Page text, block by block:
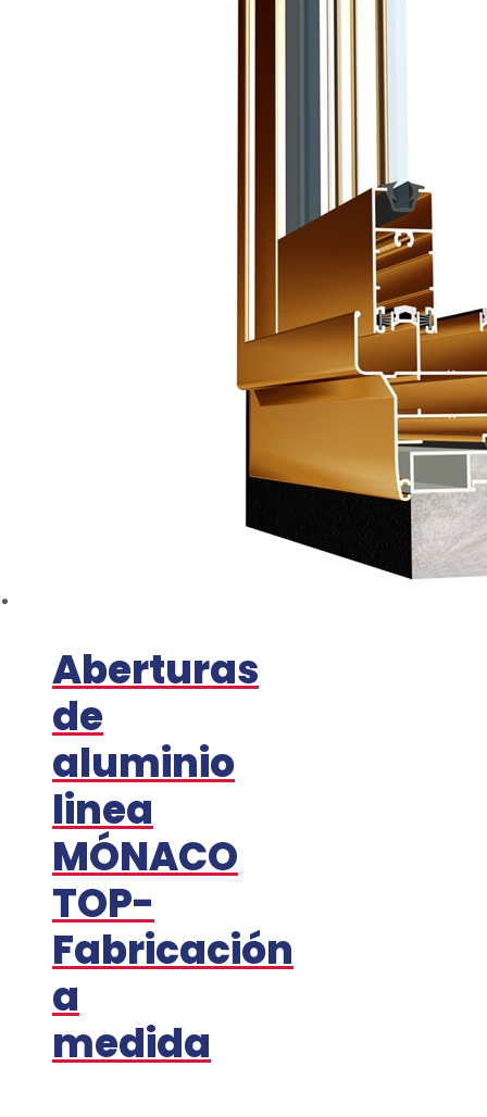
Aberturas
de
aluminio
linea
MÓNACO
TOP-
Fabricación
a
medida